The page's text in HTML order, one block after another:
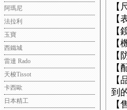
阿瑪尼
法拉利
玉寶
西鐵城
雷達 Rado
天梭Tissot
卡西歐
日本精工
【
【
【
【
【
【
到
【